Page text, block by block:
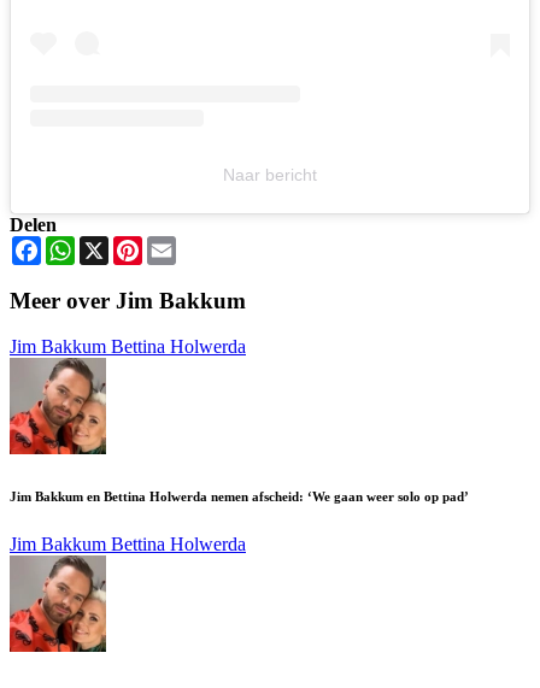
Naar bericht
Delen
FacebookWhatsApp
X Pinterest
Meer over Jim Bakkum
Jim Bakkum Bettina Holwerda
Jim Bakkum en Bettina Holwerda nemen afscheid: ‘We gaan weer solo op pad’
Jim Bakkum Bettina Holwerda